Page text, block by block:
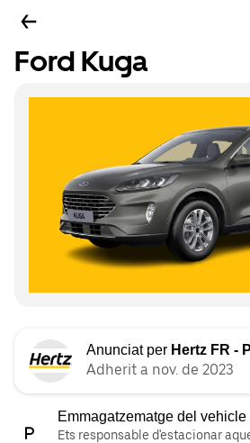
Ford Kuga
Anunciat per Hertz FR -
Adherit a nov. de 2023
Emmagatzematge del vehicle
Ets responsable d'estacionar